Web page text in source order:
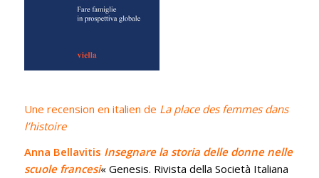
Une recension en italien de La place des femmes dans
l’histoire
Anna Bellavitis Insegnare la storia delle donne nelle
scuole francesi« Genesis. Rivista della Società Italiana